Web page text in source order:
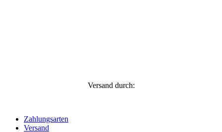
Versand durch:
Zahlungsarten
Versand